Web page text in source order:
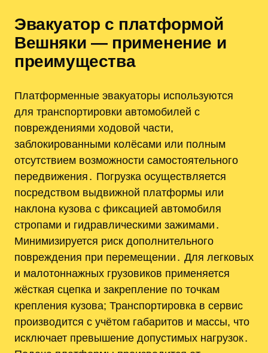
Эвакуатор с платформой
Вешняки — применение и
преимущества
Платформенные эвакуаторы используются
для транспортировки автомобилей с
повреждениями ходовой части,
заблокированными колёсами или полным
отсутствием возможности самостоятельного
передвижения․ Погрузка осуществляется
посредством выдвижной платформы или
наклона кузова с фиксацией автомобиля
стропами и гидравлическими зажимами․
Минимизируется риск дополнительного
повреждения при перемещении․ Для легковых
и малотоннажных грузовиков применяется
жёсткая сцепка и закрепление по точкам
крепления кузова; Транспортировка в сервис
производится с учётом габаритов и массы, что
исключает превышение допустимых нагрузок․